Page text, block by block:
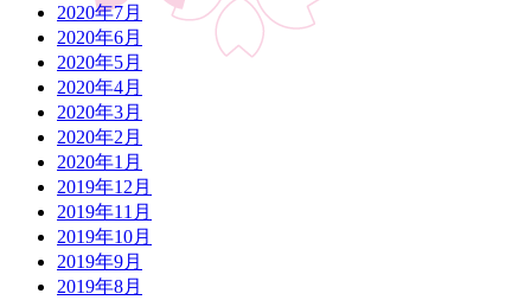
2020年7月
2020年6月
2020年5月
2020年4月
2020年3月
2020年2月
2020年1月
2019年12月
2019年11月
2019年10月
2019年9月
2019年8月